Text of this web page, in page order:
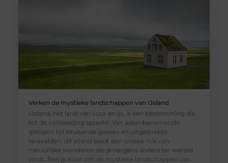
Verken de mystieke landschappen van IJsland
IJsland, het land van vuur en ijs, is een bestemming die
tot de verbeelding spreekt. Van adembenemende
gletsjers tot bruisende geisers en uitgestrekte
lavavelden, dit eiland biedt een unieke mix van
natuurlijke wonderen die je nergens anders ter wereld
vindt. Ben je klaar om de mystieke landschappen van